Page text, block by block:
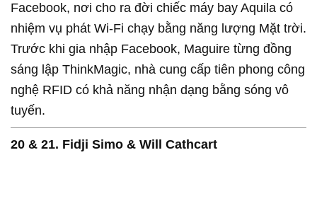
Facebook, nơi cho ra đời chiếc máy bay Aquila có
nhiệm vụ phát Wi-Fi chạy bằng năng lượng Mặt trời.
Trước khi gia nhập Facebook, Maguire từng đồng
sáng lập ThinkMagic, nhà cung cấp tiên phong công
nghệ RFID có khả năng nhận dạng bằng sóng vô
tuyến.
20 & 21. Fidji Simo & Will Cathcart